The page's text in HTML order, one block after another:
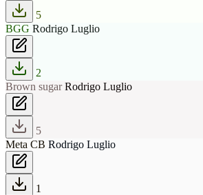
5
BGG Rodrigo Luglio
2
Brown sugarRodrigo Luglio
5
Meta CB Rodrigo Luglio
1